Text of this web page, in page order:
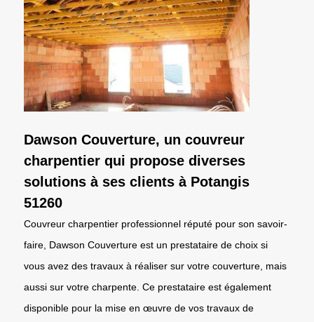
Dawson Couverture, un couvreur
charpentier qui propose diverses
solutions à ses clients à Potangis
51260
Couvreur charpentier professionnel réputé pour son savoir-
faire, Dawson Couverture est un prestataire de choix si
vous avez des travaux à réaliser sur votre couverture, mais
aussi sur votre charpente. Ce prestataire est également
disponible pour la mise en œuvre de vos travaux de